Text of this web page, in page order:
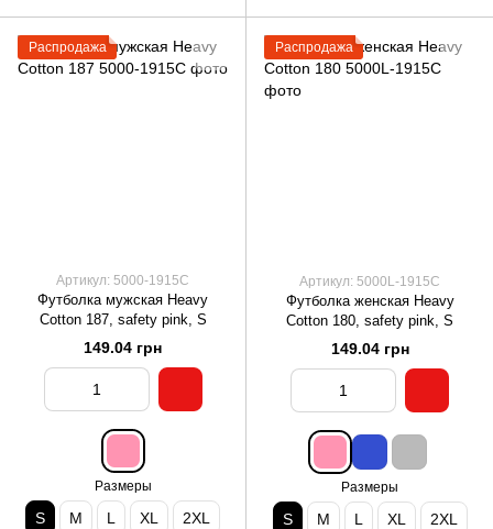
Распродажа
Артикул: 5000-1915C
Футболка мужская Heavy
Cotton 187, safety pink, S
149.04 грн
Размеры
S M L XL 2XL
Распродажа
Артикул: 5000L-1915C
Футболка женская Heavy
Cotton 180, safety pink, S
149.04 грн
Размеры
S M L XL 2XL